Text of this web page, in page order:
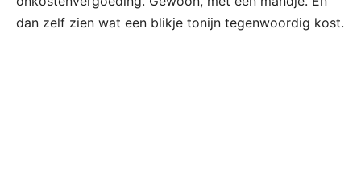
dan zelf zien wat een blikje tonijn tegenwoordig kost.